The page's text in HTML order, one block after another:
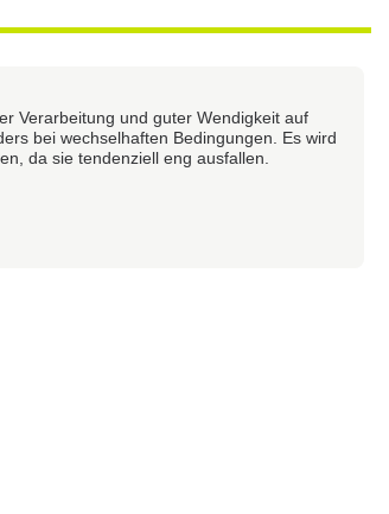
Verarbeitung und guter Wendigkeit auf
bei wechselhaften Bedingungen. Es wird
da sie tendenziell eng ausfallen.